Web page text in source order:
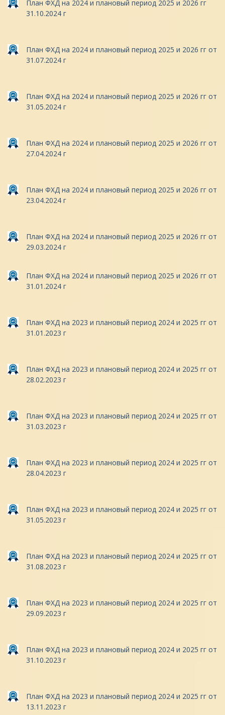
План ФХД на 2024 и плановый период 2025 и 2026 гг
31.10.2024 г
План ФХД на 2024 и плановый период 2025 и 2026 гг от
31.07.2024 г
План ФХД на 2024 и плановый период 2025 и 2026 гг от
31.05.2024 г
План ФХД на 2024 и плановый период 2025 и 2026 гг от
27.04.2024 г
План ФХД на 2024 и плановый период 2025 и 2026 гг от
23.04.2024 г
План ФХД на 2024 и плановый период 2025 и 2026 гг от
29.03.2024 г
План ФХД на 2024 и плановый период 2025 и 2026 гг от
31.01.2024 г
План ФХД на 2023 и плановый период 2024 и 2025 гг от
31.01.2023 г
План ФХД на 2023 и плановый период 2024 и 2025 гг от
28.02.2023 г
План ФХД на 2023 и плановый период 2024 и 2025 гг от
31.03.2023 г
План ФХД на 2023 и плановый период 2024 и 2025 гг от
28.04.2023 г
План ФХД на 2023 и плановый период 2024 и 2025 гг от
31.05.2023 г
План ФХД на 2023 и плановый период 2024 и 2025 гг от
31.08.2023 г
План ФХД на 2023 и плановый период 2024 и 2025 гг от
29.09.2023 г
План ФХД на 2023 и плановый период 2024 и 2025 гг от
31.10.2023 г
План ФХД на 2023 и плановый период 2024 и 2025 гг от
13.11.2023 г